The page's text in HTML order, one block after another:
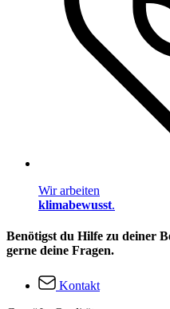
Wir arbeiten
klimabewusst.
Benötigst du Hilfe zu deiner
gerne deine Fragen.
Kontakt